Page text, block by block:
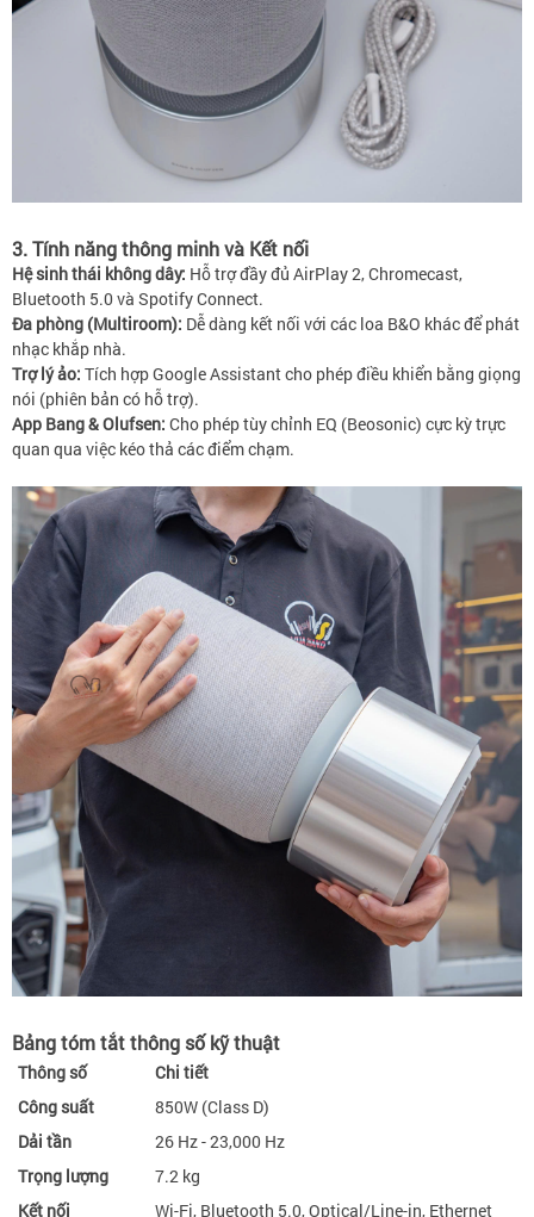
3. Tính năng thông minh và Kết nối
Hệ sinh thái không dây: Hỗ trợ đầy đủ AirPlay 2, Chromecast,
Bluetooth 5.0 và Spotify Connect.
Đa phòng (Multiroom): Dễ dàng kết nối với các loa B&O khác để phát
nhạc khắp nhà.
Trợ lý ảo: Tích hợp Google Assistant cho phép điều khiển bằng giọng
nói (phiên bản có hỗ trợ).
App Bang & Olufsen: Cho phép tùy chỉnh EQ (Beosonic) cực kỳ trực
quan qua việc kéo thả các điểm chạm.
Bảng tóm tắt thông số kỹ thuật
Thông số
Chi tiết
Công suất
850W (Class D)
Dải tần
26 Hz - 23,000 Hz
Trọng lượng
7.2 kg
Kết nối
Wi-Fi, Bluetooth 5.0, Optical/Line-in, Ethernet